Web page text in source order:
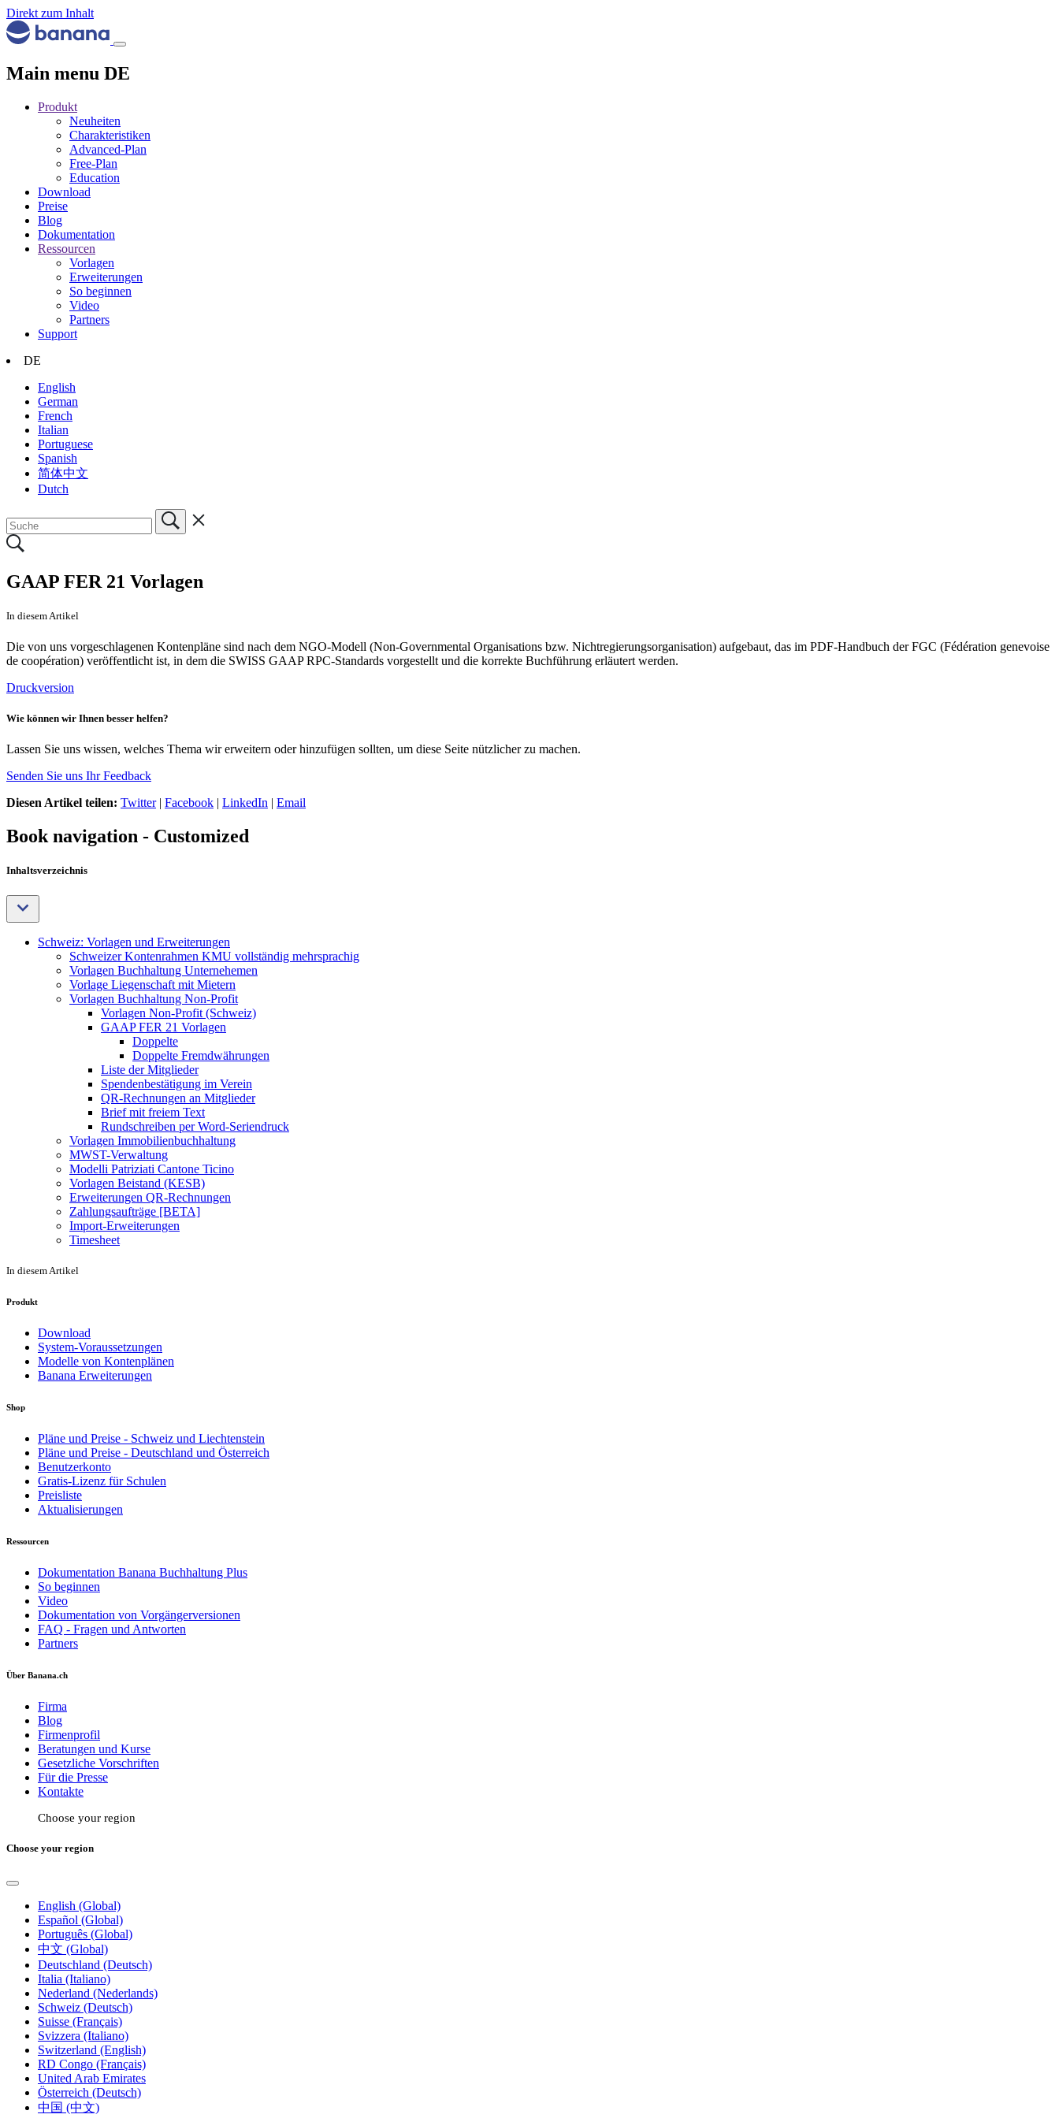
Direkt zum Inhalt
Main menu DE
Produkt
Neuheiten
Charakteristiken
Advanced-Plan
Free-Plan
Education
Download
Preise
Blog
Dokumentation
Ressourcen
Vorlagen
Erweiterungen
So beginnen
Video
Partners
Support
DE
English
German
French
Italian
Portuguese
Spanish
简体中文
Dutch
GAAP FER 21 Vorlagen
In diesem Artikel
Die von uns vorgeschlagenen Kontenpläne sind nach dem NGO-Modell (Non-Governmental Organisations bzw. Nichtregierungsorganisation) aufgebaut, das im PDF-Handbuch der FGC (Fédération genevoise
de coopération) veröffentlicht ist, in dem die SWISS GAAP RPC-Standards vorgestellt und die korrekte Buchführung erläutert werden.
Druckversion
Wie können wir Ihnen besser helfen?
Lassen Sie uns wissen, welches Thema wir erweitern oder hinzufügen sollten, um diese Seite nützlicher zu machen.
Senden Sie uns Ihr Feedback
Diesen Artikel teilen: Twitter| Facebook | LinkedIn | Email
Book navigation - Customized
Inhaltsverzeichnis
Schweiz: Vorlagen und Erweiterungen
Schweizer Kontenrahmen KMU vollständig mehrsprachig
Vorlagen Buchhaltung Unternehemen
Vorlage Liegenschaft mit Mietern
Vorlagen Buchhaltung Non-Profit
Vorlagen Non-Profit (Schweiz)
GAAP FER 21 Vorlagen
Doppelte
Doppelte Fremdwährungen
Liste der Mitglieder
Spendenbestätigung im Verein
QR-Rechnungen an Mitglieder
Brief mit freiem Text
Rundschreiben per Word-Seriendruck
Vorlagen Immobilienbuchhaltung
MWST-Verwaltung
Modelli Patriziati Cantone Ticino
Vorlagen Beistand (KESB)
Erweiterungen QR-Rechnungen
Zahlungsaufträge [BETA]
Import-Erweiterungen
Timesheet
In diesem Artikel
Produkt
Download
System-Voraussetzungen
Modelle von Kontenplänen
Banana Erweiterungen
Shop
Pläne und Preise - Schweiz und Liechtenstein
Pläne und Preise - Deutschland und Österreich
Benutzerkonto
Gratis-Lizenz für Schulen
Preisliste
Aktualisierungen
Ressourcen
Dokumentation Banana Buchhaltung Plus
So beginnen
Video
Dokumentation von Vorgängerversionen
FAQ - Fragen und Antworten
Partners
Über Banana.ch
Firma
Blog
Firmenprofil
Beratungen und Kurse
Gesetzliche Vorschriften
Für die Presse
Kontakte
Choose your region
Choose your region
English (Global)
Español (Global)
Português (Global)
中文 (Global)
Deutschland (Deutsch)
Italia (Italiano)
Nederland (Nederlands)
Schweiz (Deutsch)
Suisse (Français)
Svizzera (Italiano)
Switzerland (English)
RD Congo (Français)
United Arab Emirates
Österreich (Deutsch)
中国 (中文)